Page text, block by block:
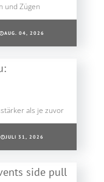
und Zügen
AUG. 04, 2026
als je zuvor
JULI 31, 2026